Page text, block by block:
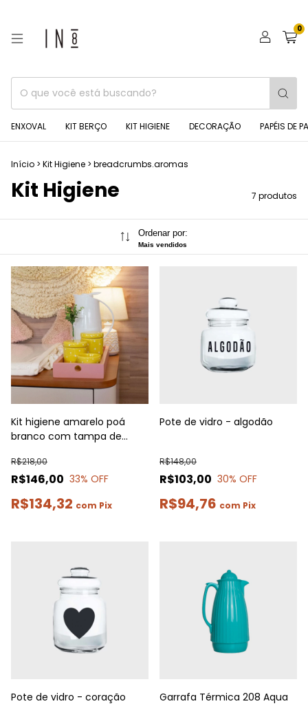
0
ENXOVAL KIT BERÇO KIT HIGIENE DECORAÇÃO PAPÉIS DE
Início > Kit Higiene > breadcrumbs.aromas
Kit Higiene 7 produtos
Ordenar por:
Mais vendidos
Kit higiene amarelo poá
branco com tampa de
R$146,00
R$218,00
33% OFF
R$134,32 com Pix
Pote de vidro - algodão
R$103,00
R$148,00
30% OFF
R$94,76 com Pix
Pote de vidro - coração Garrafa Térmica 208 Aqua